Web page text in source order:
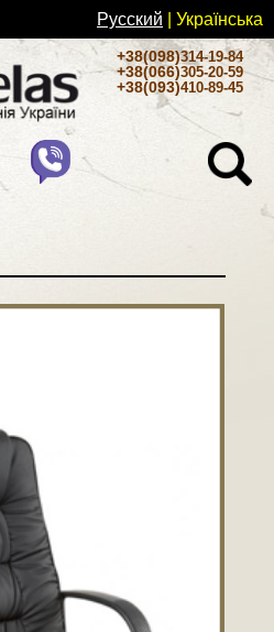
Русский | Українськa
+38(098)314-19-84
+38(066)305-20-59
+38(093)410-89-45